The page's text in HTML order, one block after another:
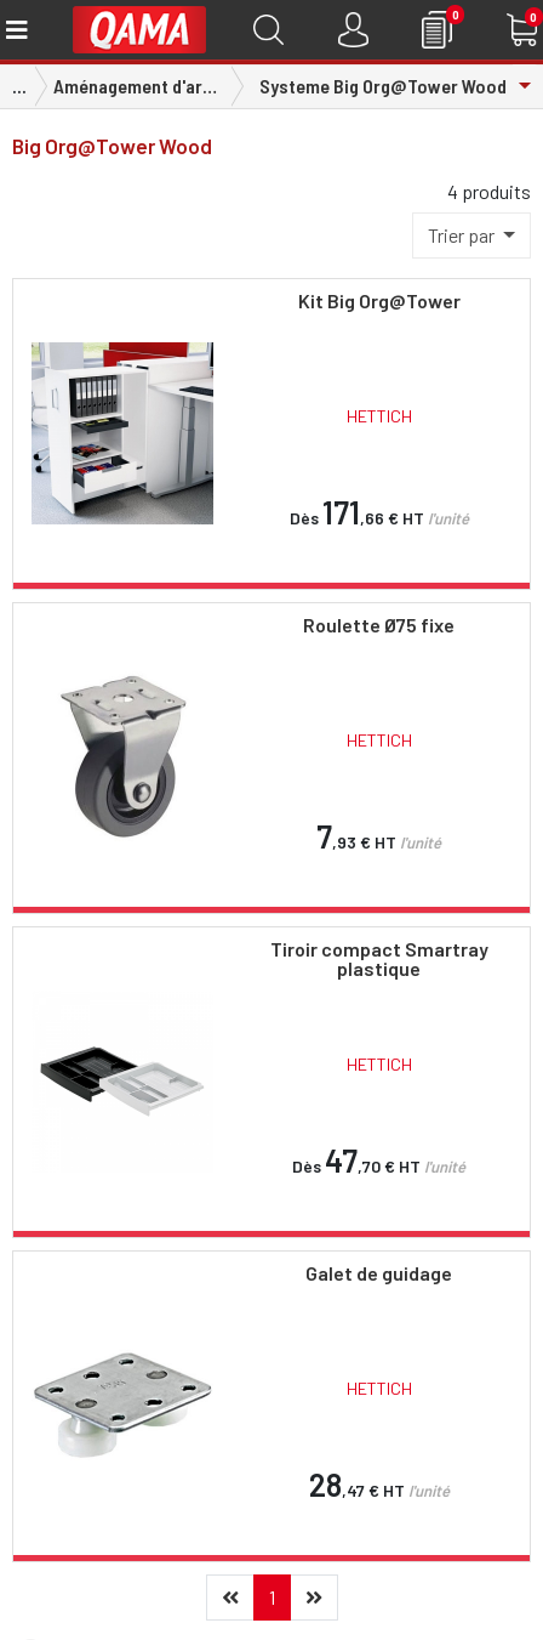
0 0
... Aménagement d'armoire Systeme Big Org@Tower Wood
Big Org@Tower Wood
4 produits
Trier par
Kit Big Org@Tower
HETTICH
Dès 171,66 € HT l'unité
Roulette Ø75 fixe
HETTICH
7,93 € HT l'unité
Tiroir compact Smartray
plastique
HETTICH
Dès 47,70 € HT l'unité
Galet de guidage
HETTICH
28,47 € HT l'unité
Précédent
1(current)Suivant